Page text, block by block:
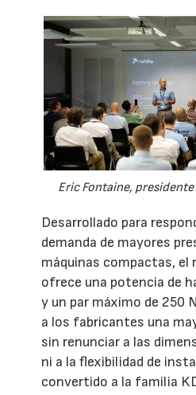
Eric Fontaine, presidente
Desarrollado para
demanda de mayores
máquinas compactas, el
ofrece una potencia de
y un par máximo de 250
a los fabricantes una
sin renunciar a las
ni a la flexibilidad de
convertido a la familia